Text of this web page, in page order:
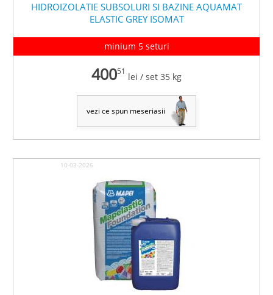
HIDROIZOLATIE SUBSOLURI SI BAZINE AQUAMAT
ELASTIC GREY ISOMAT
minium 5 seturi
40051 lei / set 35 kg
vezi ce spun meseriasii
10-03-2026